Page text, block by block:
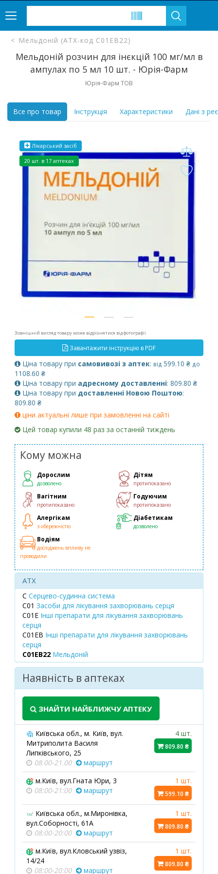
Мельдоній (ATX-код C01EB22)
Мельдоній розчин для інєкцій 100 мг/мл в
ампулах по 5 мл 10 шт. - Юрія-Фарм
Юрія-Фарм ТОВ
Все про товар Інструкція Характеристики Дані з
Лікарський засіб
20 шт. в 17 аптеках
Зовнішній вигляд товару може відрізнятися від фотографії
Завантажити інструкцію в PDF
Ціна товару при самовивозі з аптек: від 599.10 ₴ до
1108.60 ₴
Ціна товару при адресному доставленні: 809.80 ₴
Ціна товару при доставленні Новою Поштою:
809.80 ₴
ціни актуальні лише при замовленні на сайті
Цей товар купили 48 раз за останній тиждень
Кому можна
Дорослим
дозволено
Дітям
протипоказано
Вагітним
протипоказано
Годуючим
протипоказано
Алергікам
з обережністю
Діабетикам
дозволено
Водіям
досліджень впливу не
проводили
ATX
C Серцево-судинна система
C01 Засоби для лікування захворювань серця
C01E Інші препарати для лікування захворювань
серця
C01EB Інші препарати для лікування захворювань
серця
C01EB22 Мельдоній
Наявність в аптеках
ЗНАЙТИ НАЙБЛИЖЧУ АПТЕКУ
Київська обл., м. Київ, вул.
Митриполита Василя
Липківського, 25
08.00-21.00
маршрут
4 шт.
809.80 ₴
м.Київ, вул.Гната Юри, 3
08:00-21:00
маршрут
1 шт.
599.10 ₴
Київська обл., м.Миронівка,
вул.Соборності, 61А
08:00-20:00
маршрут
1 шт.
809.80 ₴
м.Київ, вул.Кловський узвіз,
14/24
08:00-20:00
маршрут
1 шт.
809.80 ₴